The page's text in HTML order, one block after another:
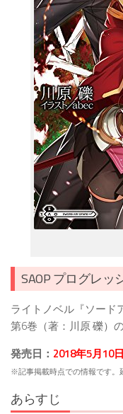
SAOP プログレッ
ライトノベル『ソード
第6巻（著：川原 礫）
発売日： 2018年5月10日
※記事掲載時点での情報です。
あらすじ